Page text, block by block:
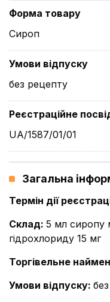
Форма товару
Сироп
Умови відпуску
без рецепту
Реєстраційне
UA/1587/01/01
Загальна
Термін дії
Склад: 5 мл сиропу
гідрохлориду 15 мг
Торгівельне
Умови відпуску: